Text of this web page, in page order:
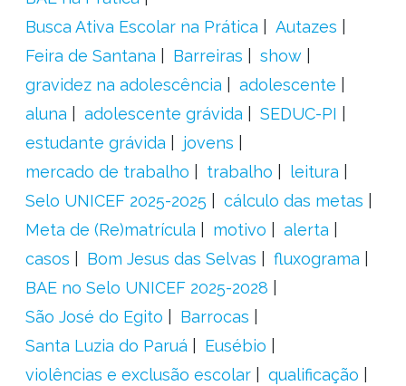
Busca Ativa Escolar na Prática
Autazes
Feira de Santana
Barreiras
show
gravidez na adolescência
adolescente
aluna
adolescente grávida
SEDUC-PI
estudante grávida
jovens
mercado de trabalho
trabalho
leitura
Selo UNICEF 2025-2025
cálculo das metas
Meta de (Re)matrícula
motivo
alerta
casos
Bom Jesus das Selvas
fluxograma
BAE no Selo UNICEF 2025-2028
São José do Egito
Barrocas
Santa Luzia do Paruá
Eusébio
violências e exclusão escolar
qualificação